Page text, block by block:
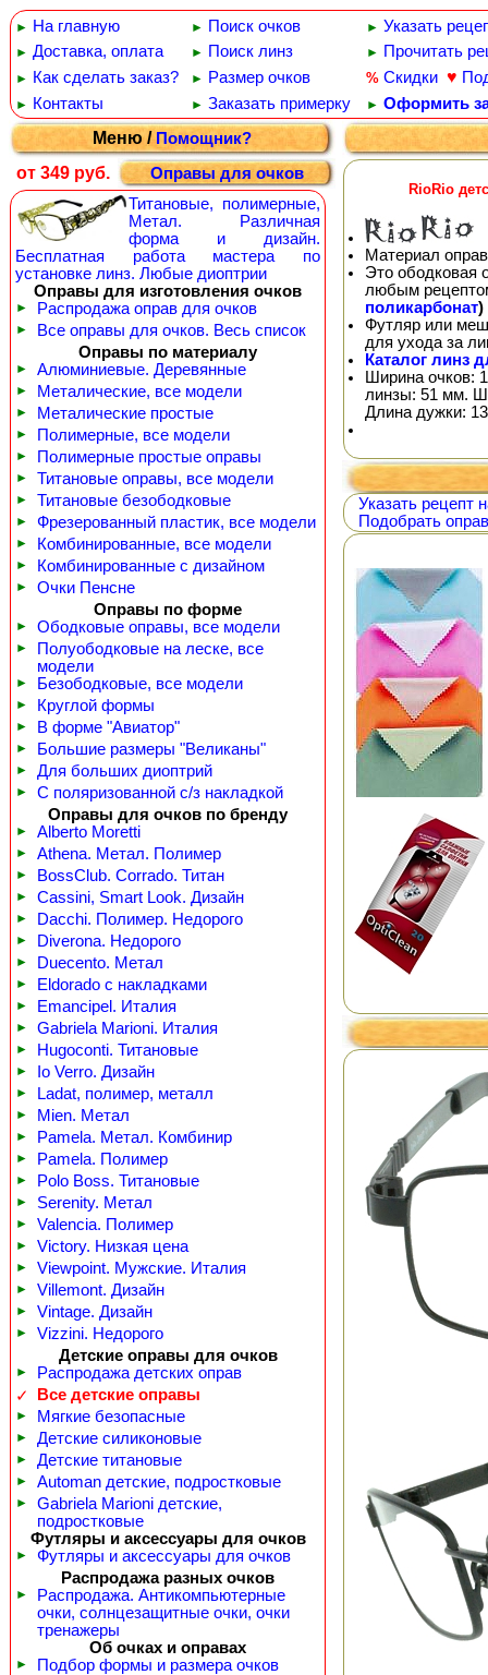
► На главную ► Поиск очков ► Указать
► Доставка, оплата ► Поиск линз ► Прочитать
► Как сделать заказ? ► Размер очков % Скидки ♥
► Контакты ► Заказать примерку ► Оформить
Меню /Помощник?
от 349 руб.
Оправы для очков
Титановые, полимерные,
Метал. Различная
форма и дизайн.
Бесплатная работа мастера по
установке линз. Любые диоптрии
Оправы для изготовления очков
► Распродажа оправ для очков
►
Все оправы для очков. Весь список
Оправы по материалу
► Алюминиевые. Деревянные
► Металические, все модели
► Металические простые
► Полимерные, все модели
► Полимерные простые оправы
► Титановые оправы, все модели
► Титановые безободковые
► Фрезерованный пластик, все модели
► Комбинированные, все модели
► Комбинированные с дизайном
►
Очки Пенсне
Оправы по форме
► Ободковые оправы, все модели
►
Полуободковые на леске, все
модели
► Безободковые, все модели
► Круглой формы
► В форме "Авиатор"
► Большие размеры "Великаны"
► Для больших диоптрий
►
С поляризованной с/з накладкой
Оправы для очков по бренду
► Alberto Moretti
► Athena. Метал. Полимер
► BossClub. Corrado. Титан
► Cassini, Smart Look. Дизайн
► Dacchi. Полимер. Недорого
► Diverona. Недорого
► Duecento. Метал
► Eldorado с накладками
► Emancipel. Италия
► Gabriela Marioni. Италия
► Hugoconti. Титановые
► Io Verro. Дизайн
► Ladat, полимер, металл
► Mien. Метал
► Pamela. Метал. Комбинир
► Pamela. Полимер
► Polo Boss. Титановые
► Serenity. Метал
► Valencia. Полимер
► Victory. Низкая цена
► Viewpoint. Мужские. Италия
► Villemont. Дизайн
► Vintage. Дизайн
►
Vizzini. Недорого
Детские оправы для очков
►
Распродажа детских оправ
✓
Все детские оправы
► Мягкие безопасные
► Детские силиконовые
► Детские титановые
► Automan детские, подростковые
►
Gabriela Marioni детские,
подростковые
Футляры и аксессуары для очков
►
Футляры и аксессуары для очков
Распродажа разных очков
►
Распродажа. Антикомпьютерные
очки, солнцезащитные очки, очки
тренажеры
Об очках и оправах
► Подбор формы и размера очков
RioRio
Материал
Это ободковая
любым
поликарбонат)
Футляр или
для ухода за
Каталог линз
Ширина очков:
линзы: 51 мм.
Длина дужки:
Указать рецепт
Подобрать